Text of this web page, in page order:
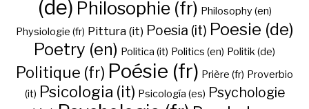
(de) Philosophie (fr) Philosophy (en)
Physiologie (fr) Pittura (it) Poesia (it) Poesie (de)
Poetry (en) Politica (it) Politics (en) Politik (de)
Politique (fr) Poésie (fr) Prière (fr) Proverbio
(it) Psicologia (it) Psicología (es) Psychologie